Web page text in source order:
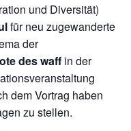
und Diversität)
für neu zugewanderte
der
des waff in der
dem Vortrag haben
zu stellen.